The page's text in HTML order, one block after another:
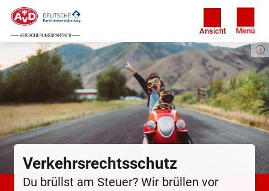
Ansicht Menü
Verkehrs­rechtsschutz
Du brüllst am Steuer? Wir brüllen vor